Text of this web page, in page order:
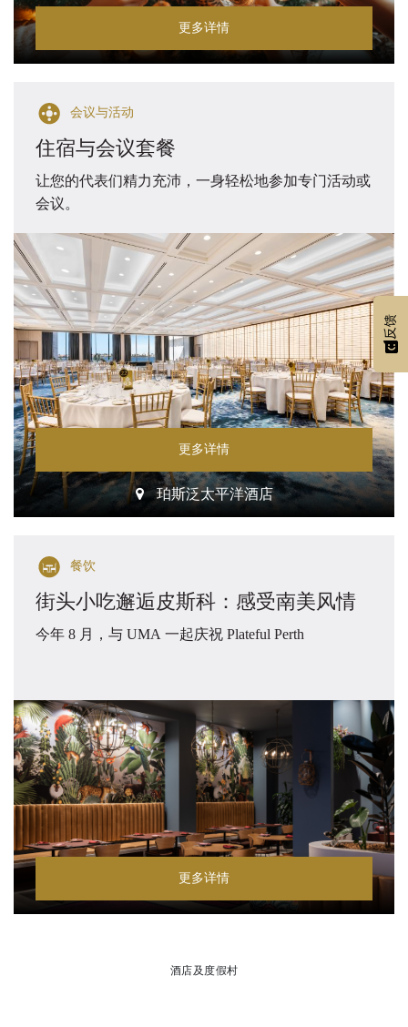
更多详情
会议与活动
住宿与会议套餐
让您的代表们精力充沛，一身轻松地参加专门活动或
会议。
更多详情
珀斯泛太平洋酒店
餐饮
街头小吃邂逅皮斯科：感受南美风情
今年 8 月，与 UMA 一起庆祝 Plateful Perth
更多详情
酒店及度假村
反馈